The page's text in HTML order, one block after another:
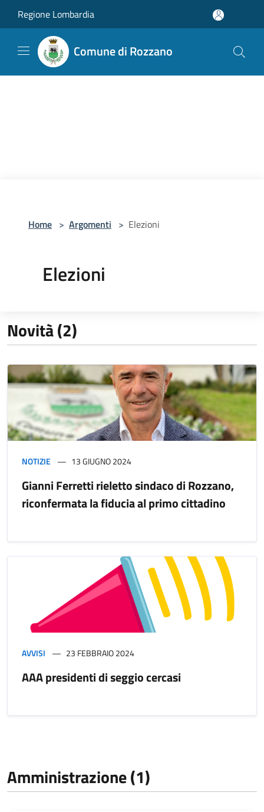
Regione Lombardia
Comune di Rozzano
Home > Argomenti > Elezioni
Elezioni
Novità (2)
NOTIZIE 13 GIUGNO 2024
Gianni Ferretti rieletto sindaco di Rozzano,
riconfermata la fiducia al primo cittadino
AVVISI 23 FEBBRAIO 2024
AAA presidenti di seggio cercasi
Amministrazione (1)